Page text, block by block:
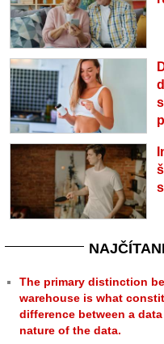
The primary distinction
warehouse is what
difference between a
nature of the data.